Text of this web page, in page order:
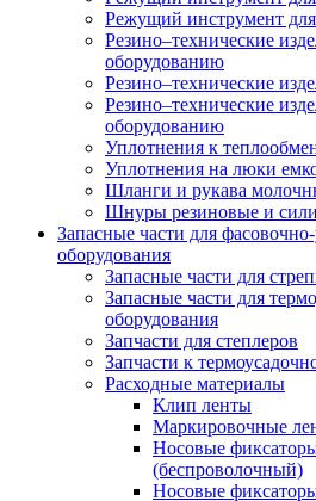
Режущий инструмент
Резино–технические
оборудованию
Резино–технические
Резино–технические
оборудованию
Уплотнения к
Уплотнения на люки
Шланги и рукава
Шнуры резиновые и
Запасные части для
оборудования
Запасные части для
Запасные части для
оборудования
Запчасти для степлеров
Запчасти к
Расходные материалы
Клип ленты
Маркировочные
Носовые
(беспроволочный)
Носовые